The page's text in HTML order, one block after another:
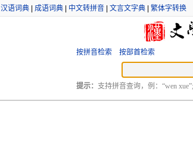
汉语词典| 成语词典| 中文转拼音| 文言文字典| 繁体字转换
按拼音检索 按部首检索
提示： 支持拼音查询，例：“wen